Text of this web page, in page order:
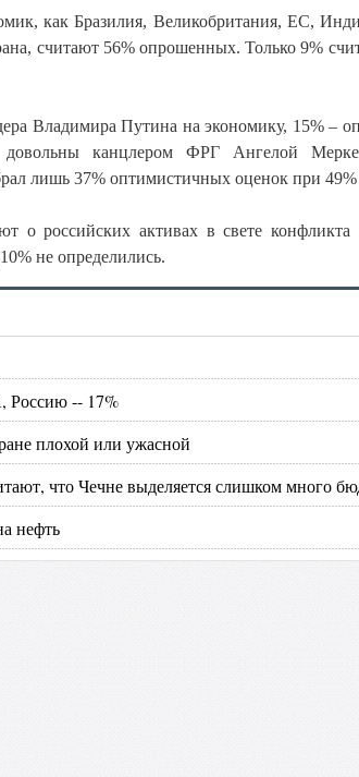
как Бразилия, Великобритания, ЕС,
считают 56% опрошенных. Только 9%
Владимира Путина на экономику, 15% –
канцлером ФРГ Ангелой
лишь 37% оптимистичных оценок при
о российских активах в свете
не определились.
Россию -- 17%
плохой или ужасной
что Чечне выделяется слишком много
нефть